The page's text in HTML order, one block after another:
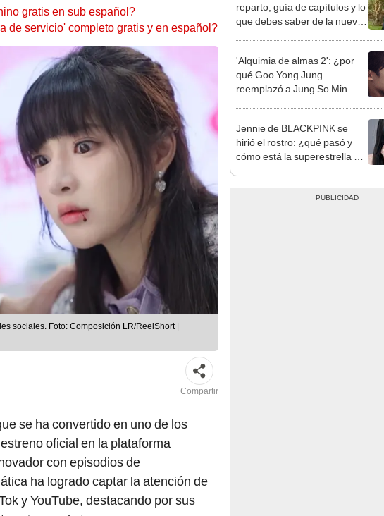
gratis en sub español?
de servicio' completo gratis y en español?
sociales. Foto: Composición LR/ReelShort |
Compartir
se ha convertido en uno de los
oficial en la plataforma
con episodios de
ha logrado captar la atención de
y YouTube, destacando por sus
reparto, guía de capítulos y lo
que debes saber de la nueva
'Alquimia de almas 2': ¿por
qué Goo Yong Jung
reemplazó a Jung So Min
Jennie de BLACKPINK se
hirió el rostro: ¿qué pasó y
cómo está la superestrella de